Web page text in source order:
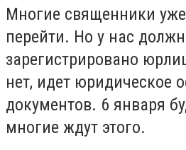
Многие священники
перейти. Но у нас
зарегистрировано
нет, идет юридическое
документов. 6 января
многие ждут этого.